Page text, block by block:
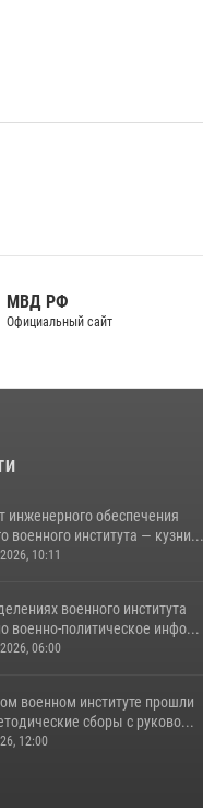
МВД РФ
Официальный сайт
инженерного обеспечения
военного института — кузни...
10:11
военного института
военно-политическое инфо...
06:00
военном институте прошли
сборы с руково...
12:00